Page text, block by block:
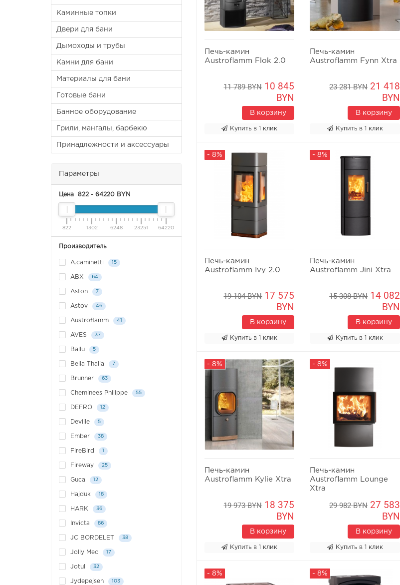
Каминные топки
Двери для бани
Дымоходы и трубы
Камни для бани
Материалы для бани
Готовые бани
Банное оборудование
Грили, мангалы, барбекю
Принадлежности и аксессуары
Параметры
Цена 822 - 64220 BYN
822 1302 6248 23251 64220
Производитель
A.caminetti 15
ABX 64
Aston 7
Astov 46
Austroflamm 41
AVES 37
Ballu 5
Bella Thalia 7
Brunner 63
Cheminees Philippe 55
DEFRO 12
Deville 5
Ember 38
FireBird
Fireway 25
Guca 12
Hajduk 18
HARK 36
Invicta 86
JC BORDELET 38
Jolly Mec 17
Jotul 32
Jydepejsen 103
Печь-камин
Austroflamm Flok 2.0
11 789 BYN 10 845
BYN
В корзину
Купить в 1 клик
Печь-камин
Austroflamm Fynn Xtra
23 281 BYN 21 418
BYN
В корзину
Купить в 1 клик
- 8%
Печь-камин
Austroflamm Ivy 2.0
19 104 BYN 17 575
BYN
В корзину
Купить в 1 клик
- 8%
Печь-камин
Austroflamm Jini Xtra
15 308 BYN 14 082
BYN
В корзину
Купить в 1 клик
- 8%
Печь-камин
Austroflamm Kylie Xtra
19 973 BYN 18 375
BYN
В корзину
Купить в 1 клик
- 8%
Печь-камин
Austroflamm Lounge
Xtra
29 982 BYN 27 583
BYN
В корзину
Купить в 1 клик
- 8% - 8%